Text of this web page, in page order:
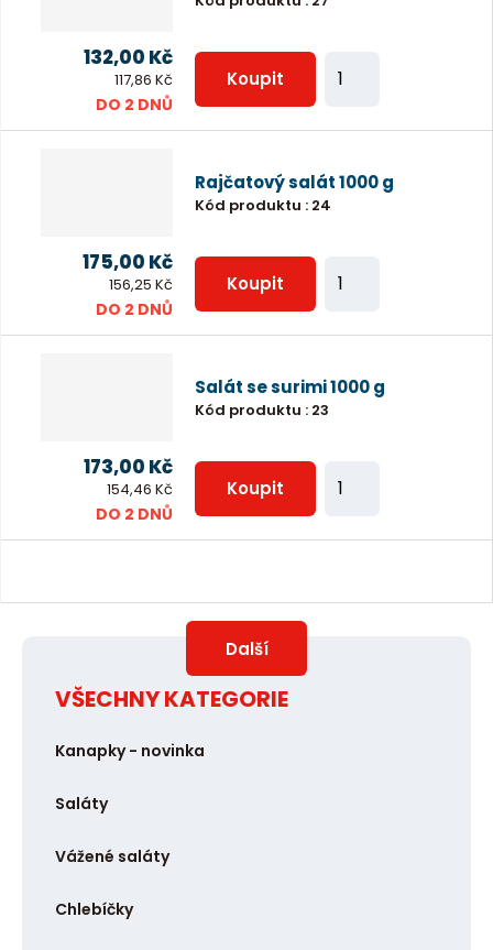
e
t
132,00 Kč
117,86 Kč
DO 2 DNŮ
ě
i
e
t
Koupit
Rajčatový salát 1000 g
Kód produktu : 24
175,00 Kč
156,25 Kč
DO 2 DNŮ
ě
i
e
Koupit
Salát se surimi 1000 g
Kód produktu : 23
173,00 Kč
154,46 Kč
DO 2 DNŮ
ě
i
Koupit
Další
VŠECHNY KATEGORIE
Kanapky - novinka
Saláty
Vážené saláty
Chlebíčky